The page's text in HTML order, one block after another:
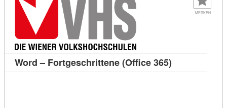
MERKEN
Word – Fortgeschrittene (Office 365)